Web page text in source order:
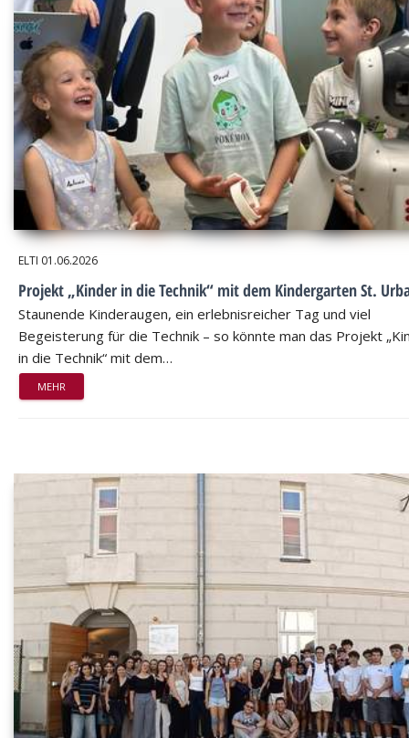
ELTI 01.06.2026
Projekt „Kinder in die Technik“ mit dem Kindergarten St.
Staunende Kinderaugen, ein erlebnisreicher Tag und viel
Begeisterung für die Technik – so könnte man das Projekt
in die Technik“ mit dem…
MEHR